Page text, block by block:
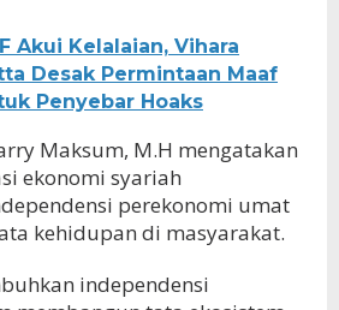
Akui Kelalaian, Vihara
Desak Permintaan Maaf
Penyebar Hoaks
Maksum, M.H mengatakan
ekonomi syariah
perekonomi umat
kehidupan di masyarakat.
independensi